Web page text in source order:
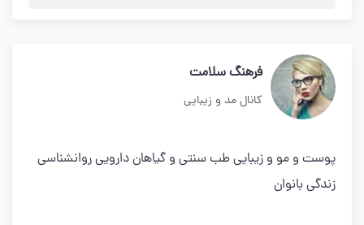
فرهنگ سلامت
کانال مد و زیبایی
پوست و مو و زیبایی طب سنتی و گیاهان دارویی روانشناسی
زندگی بانوان